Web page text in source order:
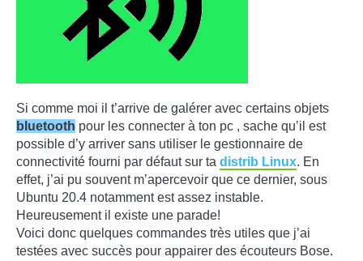
Si comme moi il t’arrive de galérer avec certains objets
bluetooth pour les connecter à ton pc , sache qu’il est
possible d’y arriver sans utiliser le gestionnaire de
connectivité fourni par défaut sur ta distrib Linux. En
effet, j’ai pu souvent m’apercevoir que ce dernier, sous
Ubuntu 20.4 notamment est assez instable.
Heureusement il existe une parade!
Voici donc quelques commandes très utiles que j’ai
testées avec succès pour appairer des écouteurs Bose.